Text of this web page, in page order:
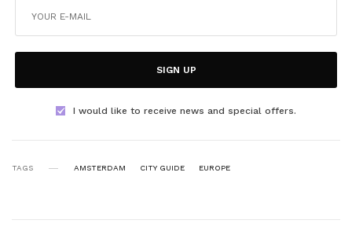
SIGN UP
I would like to receive news and special offers.
TAGS AMSTERDAM CITY GUIDE EUROPE